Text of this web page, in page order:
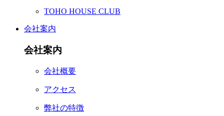
TOHO HOUSE CLUB
会社案内
会社案内
会社概要
アクセス
弊社の特徴